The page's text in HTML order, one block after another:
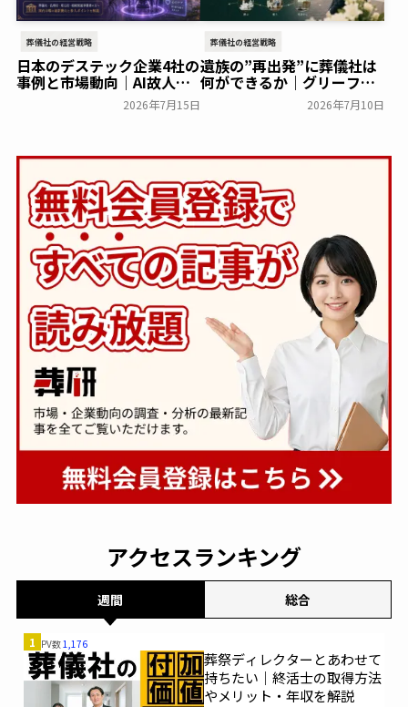
葬儀社の経営戦略
日本のデステック企業4社の
事例と市場動向｜AI故人・
メタバース霊園の現在地
2026年7月15日
葬儀社の経営戦略
遺族の”再出発”に葬儀社は
何ができるか｜グリーフケ
アから読み解く故人との向
2026年7月10日
アクセスランキング
週間 総合
1 PV数1,176
葬祭ディレクターとあわせて
持ちたい｜終活士の取得方法
やメリット・年収を解説